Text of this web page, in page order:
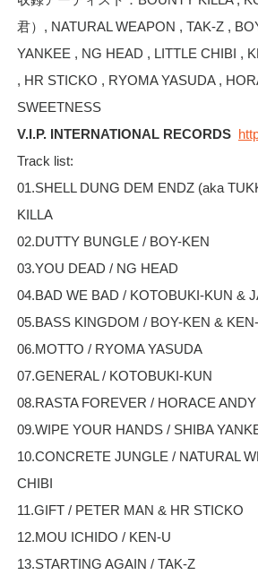
君）, NATURAL WEAPON , TAK-Z ,
YANKEE , NG HEAD , LITTLE CHIBI ,
, HR STICKO , RYOMA YASUDA ,
SWEETNESS
V.I.P. INTERNATIONAL RECORDS
Track list:
01.SHELL DUNG DEM ENDZ (aka
KILLA
02.DUTTY BUNGLE / BOY-KEN
03.YOU DEAD / NG HEAD
04.BAD WE BAD / KOTOBUKI-KUN &
05.BASS KINGDOM / BOY-KEN &
06.MOTTO / RYOMA YASUDA
07.GENERAL / KOTOBUKI-KUN
08.RASTA FOREVER / HORACE ANDY
09.WIPE YOUR HANDS / SHIBA
10.CONCRETE JUNGLE / NATURAL
CHIBI
11.GIFT / PETER MAN & HR STICKO
12.MOU ICHIDO / KEN-U
13.STARTING AGAIN / TAK-Z